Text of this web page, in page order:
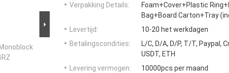
Verpakking Details:
Foam+Cover+Plastic
Bag+Board Carton+Tray
Levertijd:
10-20 het werkdagen
Betalingscondities:
L/C, D/A, D/P, T/T, Paypal,
USDT, ETH
Levering vermogen:
10000pcs per maand